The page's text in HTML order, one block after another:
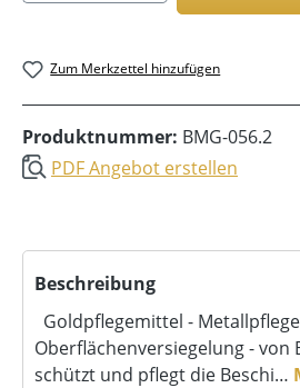
Zum Merkzettel hinzufügen
Produktnummer: BMG-056.2
PDF Angebot erstellen
Beschreibung
Goldpflegemittel -
Oberflächenversiegelung - von
schützt und pflegt die Beschi…